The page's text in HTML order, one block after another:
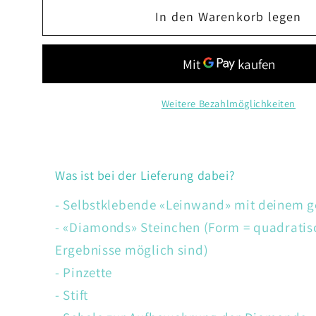
Wolf
Wolf
In den Warenkorb legen
Weitere Bezahlmöglichkeiten
Was ist bei der Lieferung dabei?
- Selbstklebende «Leinwand» mit deinem
- «Diamonds» Steinchen (Form =
Ergebnisse möglich sind)
- Pinzette
- Stift